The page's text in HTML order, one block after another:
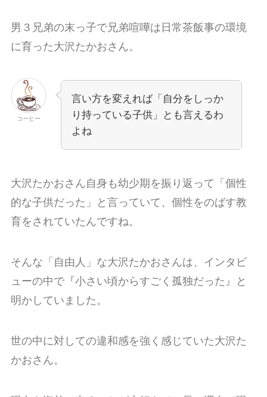
男３兄弟の末っ子で兄弟喧嘩は日常茶飯事の環境
に育った大沢たかおさん。
コーヒー
言い方を変えれば「自分をしっか
り持っている子供」とも言えるわ
よね
大沢たかおさん自身も幼少期を振り返って「個性
的な子供だった」と言っていて、個性をのばす教
育をされていたんですね。
そんな「自由人」な大沢たかおさんは、インタビ
ューの中で『小さい頃からすごく孤独だった』と
明かしていました。
世の中に対しての違和感を強く感じていた大沢た
かおさん。